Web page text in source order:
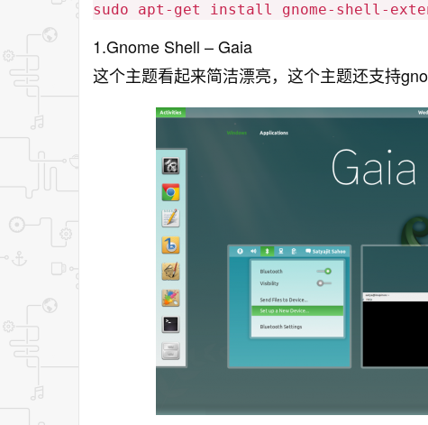
sudo apt-get install gnome-shell-
1.Gnome Shell – Gaia
这个主题看起来简洁漂亮，这个主题还支持